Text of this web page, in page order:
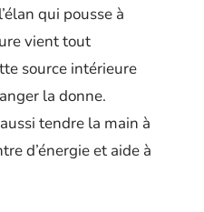
qui pousse à
vient tout
source intérieure
la donne.
tendre la main à
d’énergie et aide à